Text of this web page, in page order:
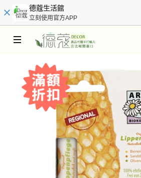
德蔻生活館
立刻使用官方APP